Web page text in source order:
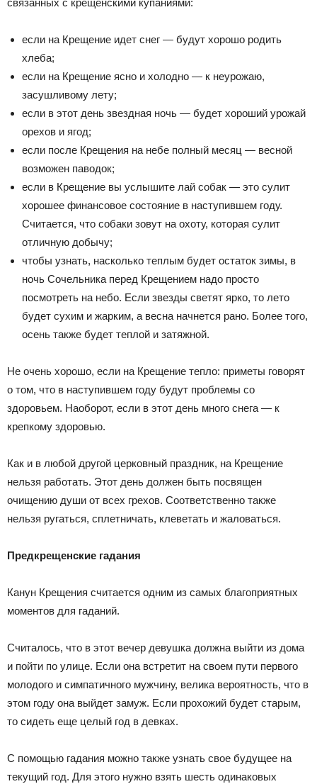
связанных с крещенскими купаниями:
если на Крещение идет снег — будут хорошо родить
хлеба;
если на Крещение ясно и холодно — к неурожаю,
засушливому лету;
если в этот день звездная ночь — будет хороший урожай
орехов и ягод;
если после Крещения на небе полный месяц — весной
возможен паводок;
если в Крещение вы услышите лай собак — это сулит
хорошее финансовое состояние в наступившем году.
Считается, что собаки зовут на охоту, которая сулит
отличную добычу;
чтобы узнать, насколько теплым будет остаток зимы, в
ночь Сочельника перед Крещением надо просто
посмотреть на небо. Если звезды светят ярко, то лето
будет сухим и жарким, а весна начнется рано. Более того,
осень также будет теплой и затяжной.
Не очень хорошо, если на Крещение тепло: приметы говорят
о том, что в наступившем году будут проблемы со
здоровьем. Наоборот, если в этот день много снега — к
крепкому здоровью.
Как и в любой другой церковный праздник, на Крещение
нельзя работать. Этот день должен быть посвящен
очищению души от всех грехов. Соответственно также
нельзя ругаться, сплетничать, клеветать и жаловаться.
Предкрещенские гадания
Канун Крещения считается одним из самых благоприятных
моментов для гаданий.
Считалось, что в этот вечер девушка должна выйти из дома
и пойти по улице. Если она встретит на своем пути первого
молодого и симпатичного мужчину, велика вероятность, что в
этом году она выйдет замуж. Если прохожий будет старым,
то сидеть еще целый год в девках.
С помощью гадания можно также узнать свое будущее на
текущий год. Для этого нужно взять шесть одинаковых